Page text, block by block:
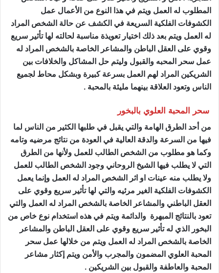
المطلوب له العمل ويتم في هذا النوع من الأعمال عمل
الكشوفات الفلكية السريعة في الكشف عن حالة الشخص المراد
له العمل ويتم بعد ذلك اختيار تعويذة مناسبة لحالته لها تأثير سريع
وقوي على العقل الباطن والمشاعر الخاصة بالشخص المراد له
عمل سحر المحبه والقبول وليتم حل المشاكل والخلافات بين
الشريكين المراد لهم العمل بسرعة كبيرة وبشكل محاط لجميع
الناس وتعود العلاقة بينهما مليئة بالمحبة .
سحر المحبة العلوي بالبخور
من أحد الطرق الهامة والتي يقبل في طلبها الكثير من الناس لما
فيها من السرعة والدقة العالية في العودة من نتائج مرضيه وتامه
وكما هو مطلوب من الشخص الطالب للعمل ولأنها من الطرق
التي لا يطلب فيها الشيخ الروحاني وجود الشخص الطالب للعمل
ولا يطلب منه عينات او اثر الشخص المراد له العمل وإنما يعمل
الكشوفات الفلكية الغير مرئيه والتي لها تأثير سريع وقوي على
العقل الباطني والمشاعر الخاصة بالشخص المراد له العمل والتي
تعود بالنتائج المبهرة والدائمة ويتم في هذه استخدام نوع خاص من
البخور الذي له تأثير سريع وقوي على العقل الباطن والمشاعر
الخاصة بالشخص المراد له العمل ويتم من خلالها عمل سحر
المحبة العلوي المضمون والمجرب والأمن ويتم إكثار مشاعر
المحبة والعاطفة والقبول بين الشريكين .